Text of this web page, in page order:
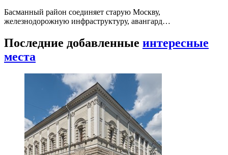
Басманный район соединяет старую Москву,
железнодорожную инфраструктуру, авангард…
Последние добавленные интересные
места